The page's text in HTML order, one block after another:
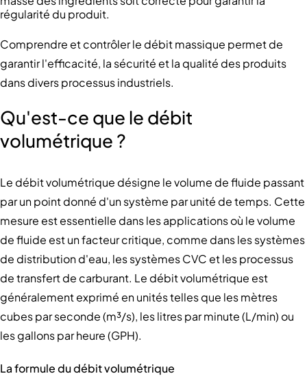
régularité du produit.
Comprendre et contrôler le débit massique permet de
garantir l'efficacité, la sécurité et la qualité des produits
dans divers processus industriels.
Qu'est-ce que le débit
volumétrique ?
Le débit volumétrique désigne le volume de fluide passant
par un point donné d'un système par unité de temps. Cette
mesure est essentielle dans les applications où le volume
de fluide est un facteur critique, comme dans les systèmes
de distribution d'eau, les systèmes CVC et les processus
de transfert de carburant. Le débit volumétrique est
généralement exprimé en unités telles que les mètres
cubes par seconde (m³/s), les litres par minute (L/min) ou
les gallons par heure (GPH).
La formule du débit volumétrique